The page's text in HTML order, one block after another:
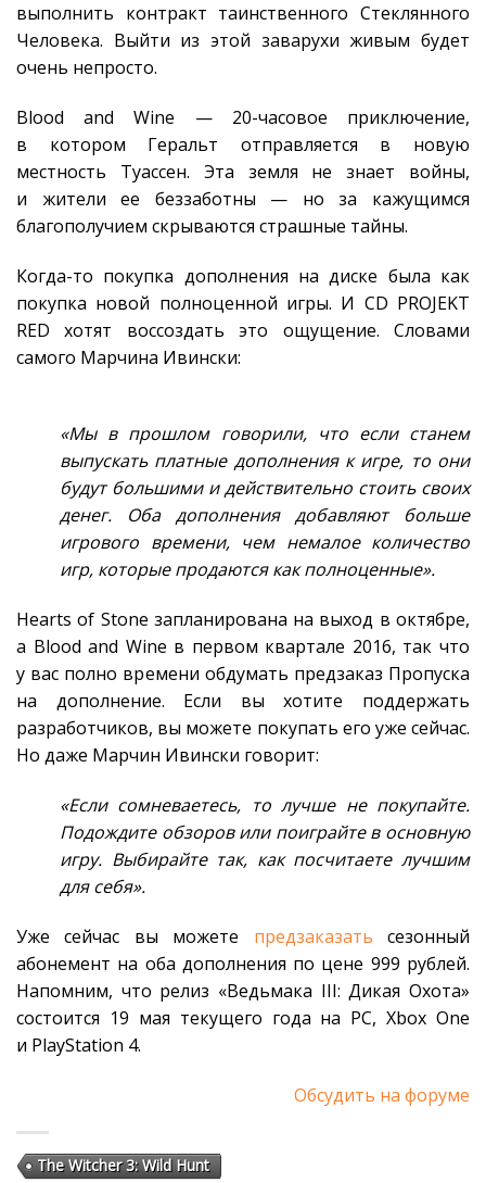
выполнить контракт таинственного Стеклянного
Человека. Выйти из этой заварухи живым будет
очень непросто.
Blood and Wine — 20-часовое приключение,
в котором Геральт отправляется в новую
местность Туассен. Эта земля не знает войны,
и жители ее беззаботны — но за кажущимся
благополучием скрываются страшные тайны.
Когда-то покупка дополнения на диске была как
покупка новой полноценной игры. И CD PROJEKT
RED хотят воссоздать это ощущение. Словами
самого Марчина Ивински:
«Мы в прошлом говорили, что если станем
выпускать платные дополнения к игре, то они
будут большими и действительно стоить своих
денег. Оба дополнения добавляют больше
игрового времени, чем немалое количество
игр, которые продаются как полноценные».
Hearts of Stone запланирована на выход в октябре,
а Blood and Wine в первом квартале 2016, так что
у вас полно времени обдумать предзаказ Пропуска
на дополнение. Если вы хотите поддержать
разработчиков, вы можете покупать его уже сейчас.
Но даже Марчин Ивински говорит:
«Если сомневаетесь, то лучше не покупайте.
Подождите обзоров или поиграйте в основную
игру. Выбирайте так, как посчитаете лучшим
для себя».
Уже сейчас вы можете предзаказать сезонный
абонемент на оба дополнения по цене 999 рублей.
Напомним, что релиз «Ведьмака III: Дикая Охота»
состоится 19 мая текущего года на PC, Xbox One
и PlayStation 4.
Обсудить на форуме
The Witcher 3: Wild Hunt